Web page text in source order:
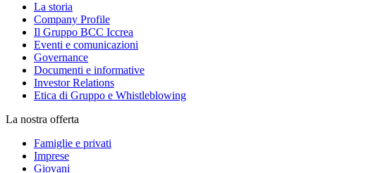
La storia
Company Profile
Il Gruppo BCC Iccrea
Eventi e comunicazioni
Governance
Documenti e informative
Investor Relations
Etica di Gruppo e Whistleblowing
La nostra offerta
Famiglie e privati
Imprese
Giovani